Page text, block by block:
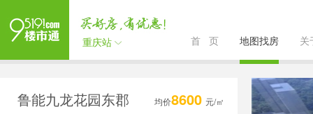
重庆站 首 页 地图找房 关
鲁能九龙花园东郡 均价8600 元/㎡